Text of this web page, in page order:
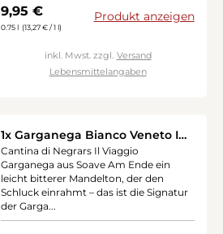
Regulärer Preis:
9,95 €
0.75 l (13,27 € / 1 l)
Produkt anzeigen
inkl. Mwst. zzgl. Versand
Lebensmittelangaben
1x Garganega Bianco Veneto IGT
2024
Cantina di Negrars Il Viaggio
Garganega aus Soave Am Ende ein
leicht bitterer Mandelton, der den
Schluck einrahmt – das ist die Signatur
der Garga...